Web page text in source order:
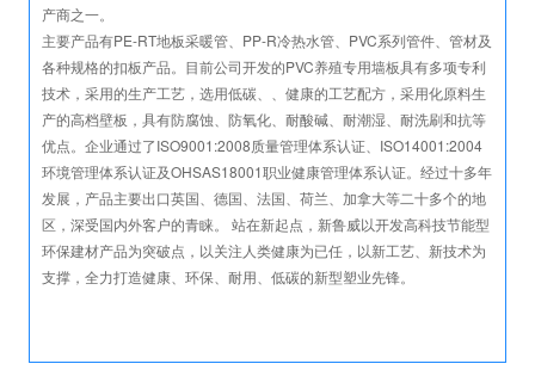
产商之一。
主要产品有PE-RT地板采暖管、PP-R冷热水管、PVC系列管件、管材及
各种规格的扣板产品。目前公司开发的PVC养殖专用墙板具有多项专利
技术，采用的生产工艺，选用低碳、、健康的工艺配方，采用化原料生
产的高档壁板，具有防腐蚀、防氧化、耐酸碱、耐潮湿、耐洗刷和抗等
优点。企业通过了ISO9001:2008质量管理体系认证、ISO14001:2004
环境管理体系认证及OHSAS18001职业健康管理体系认证。经过十多年
发展，产品主要出口英国、德国、法国、荷兰、加拿大等二十多个的地
区，深受国内外客户的青睐。 站在新起点，新鲁威以开发高科技节能型
环保建材产品为突破点，以关注人类健康为已任，以新工艺、新技术为
支撑，全力打造健康、环保、耐用、低碳的新型塑业先锋。